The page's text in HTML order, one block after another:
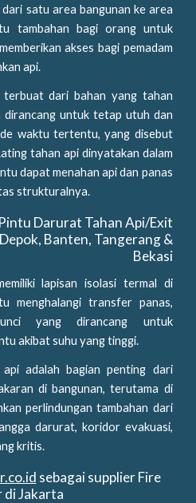
satu area bangunan ke area
tambahan bagi orang untuk
akses bagi pemadam
api.
dari bahan yang tahan
dirancang untuk tetap utuh dan
waktu tertentu, yang disebut
tahan api dinyatakan dalam
dapat menahan api dan panas
strukturalnya.
Darurat Tahan Api/Exit
Banten, Tangerang &
Bekasi
lapisan isolasi termal di
menghalangi transfer panas,
yang dirancang untuk
akibat suhu yang tinggi.
adalah bagian penting dari
di bangunan, terutama di
perlindungan tambahan dari
darurat, koridor evakuasi,
kritis.
sebagai supplier Fire
diJakarta